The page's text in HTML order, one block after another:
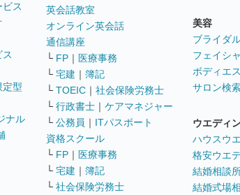
ス
定型
ナル
英会話教室
オンライン英会話
通信講座
└ FP ｜ 医療事務
└ 宅建 ｜ 簿記
└ TOEIC ｜ 社会保険労務士
└ 行政書士 ｜ ケアマネジャー
└ 公務員 ｜ ITパスポート
資格スクール
└ FP ｜ 医療事務
└ 宅建 ｜ 簿記
└ 社会保険労務士
美容
ブライダ
フェイシ
ボディエ
サロン検
ウエディ
ハウスウ
格安ウエ
結婚相談
結婚式場